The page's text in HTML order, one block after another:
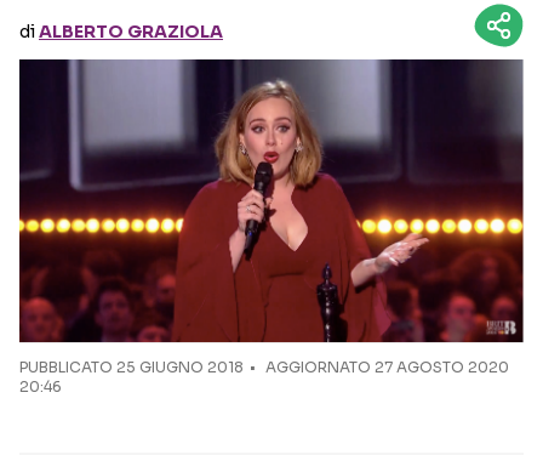
Seguici sui social
diALBERTO GRAZIOLA
PUBBLICATO 25 GIUGNO 2018
AGGIORNATO 27 AGOSTO 2020
20:46